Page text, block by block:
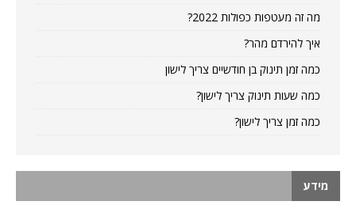
מה זה מעטפות כפולות 2022?
איך להירדם מהר?
כמה זמן תינוק בן חודשיים צריך לישון
כמה שעות תינוק צריך לישון?
כמה זמן צריך לישון?
מידע